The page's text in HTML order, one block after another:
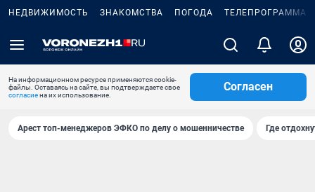
НЕДВИЖИМОСТЬ ЗНАКОМСТВА ПОГОДА ТЕЛЕПРОГРАММА
На информационном ресурсе применяются cookie-
файлы. Оставаясь на сайте, вы подтверждаете свое
согласиена их использование.
Согласен
Арест топ-менеджеров ЭФКО по делу о мошенничестве Где